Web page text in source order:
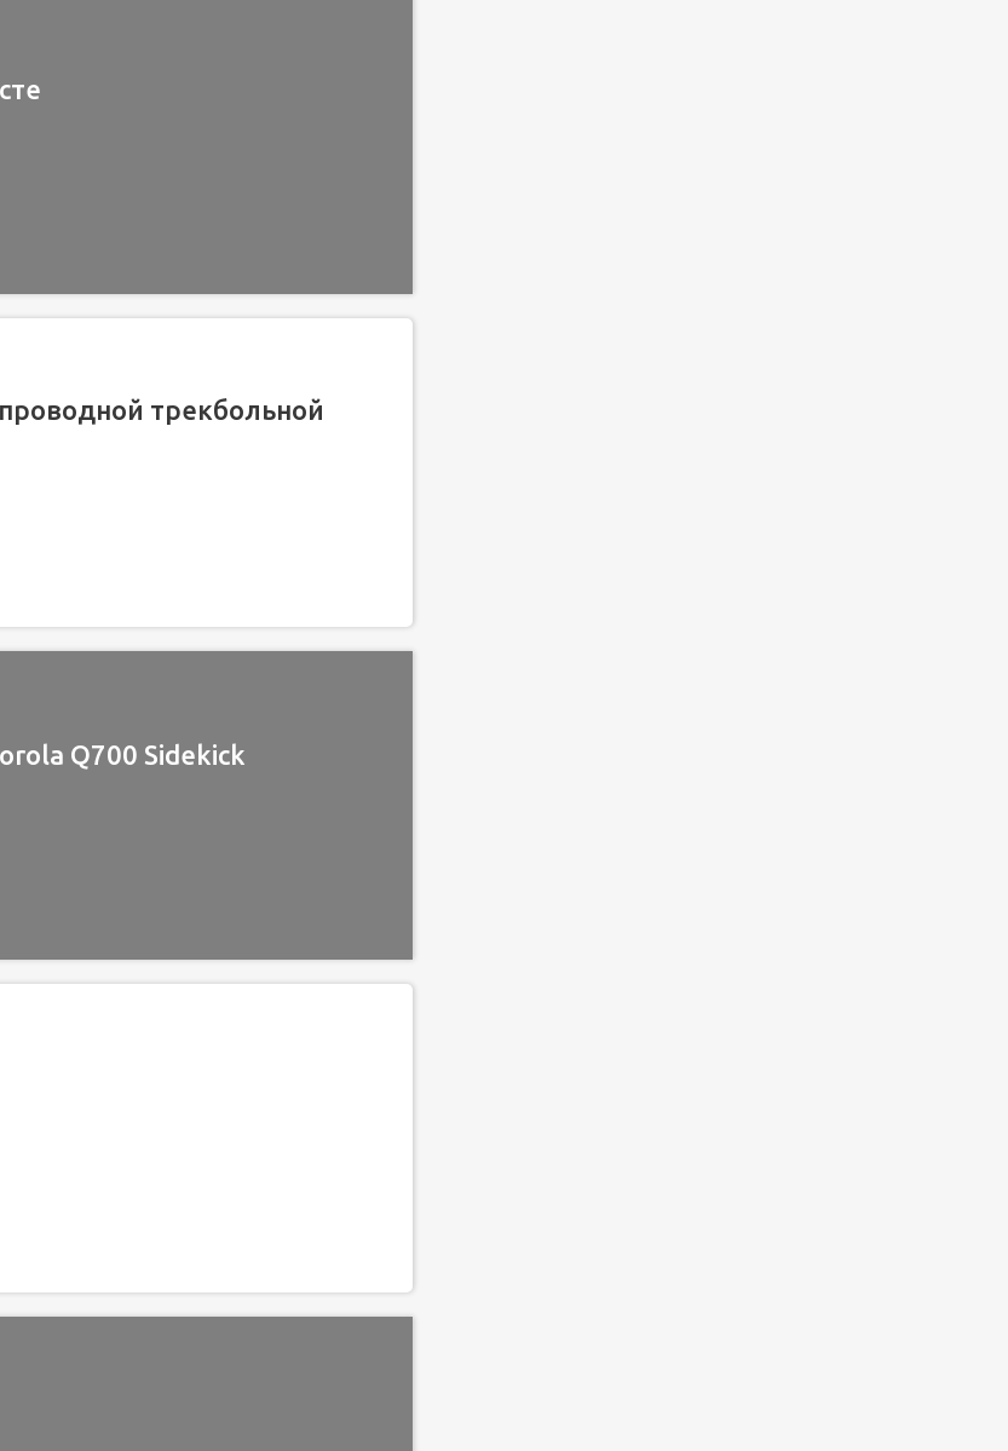
трекбольной
Q700 Sidekick